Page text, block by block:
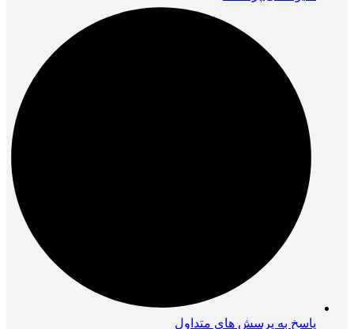
پاسخ به پرسش های متداول